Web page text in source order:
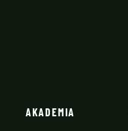
AKADEMIA